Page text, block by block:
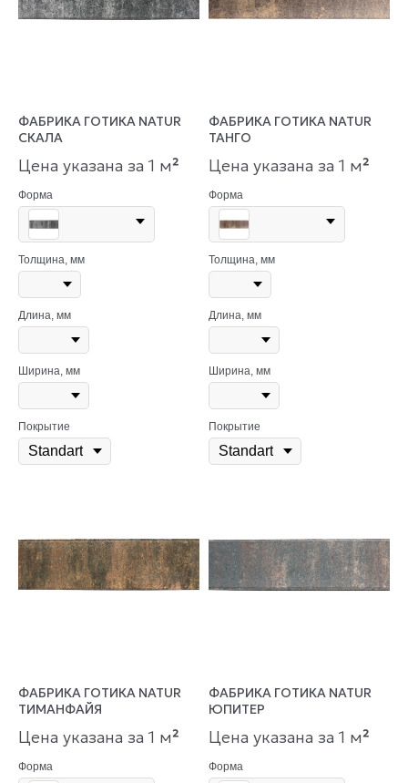
ФАБРИКА ГОТИКА NATUR
СКАЛА
Цена указана за 1 м²
Форма
Толщина, мм
Длина, мм
Ширина, мм
Покрытие
ФАБРИКА ГОТИКА NATUR
ТАНГО
Цена указана за 1 м²
Форма
Толщина, мм
Длина, мм
Ширина, мм
Покрытие
ФАБРИКА ГОТИКА NATUR
ТИМАНФАЙЯ
Цена указана за 1 м²
Форма
ФАБРИКА ГОТИКА NATUR
ЮПИТЕР
Цена указана за 1 м²
Форма